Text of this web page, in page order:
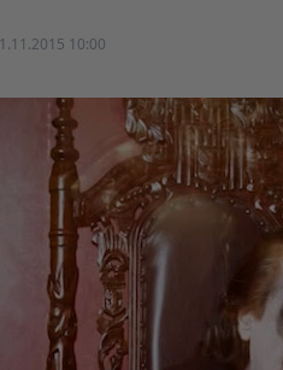
1.11.2015 10:00